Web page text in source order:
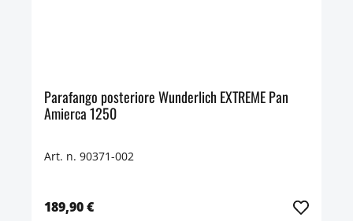
Parafango posteriore Wunderlich EXTREME Pan
Amierca 1250
Art. n. 90371-002
189,90 €